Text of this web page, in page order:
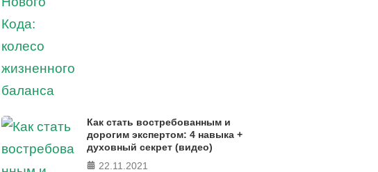
Как стать востребованным и
дорогим экспертом: 4 навыка +
духовный секрет (видео)
22.11.2021